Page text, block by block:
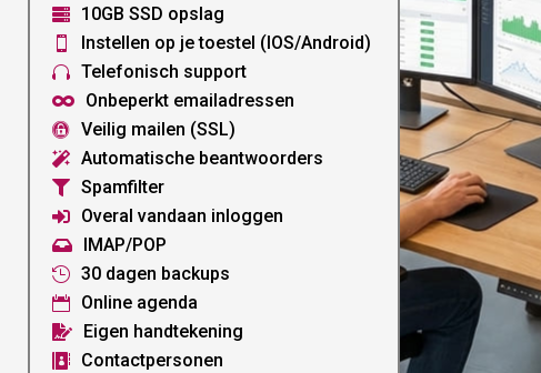

10GB SSD opslag
 Instellen op je toestel (IOS/Android)
 Telefonisch support
 Onbeperkt emailadressen
 Veilig mailen (SSL)
 Automatische beantwoorders
 Spamfilter
 Overal vandaan inloggen
 IMAP/POP
 30 dagen backups
 Online agenda
 Eigen handtekening
 Contactpersonen